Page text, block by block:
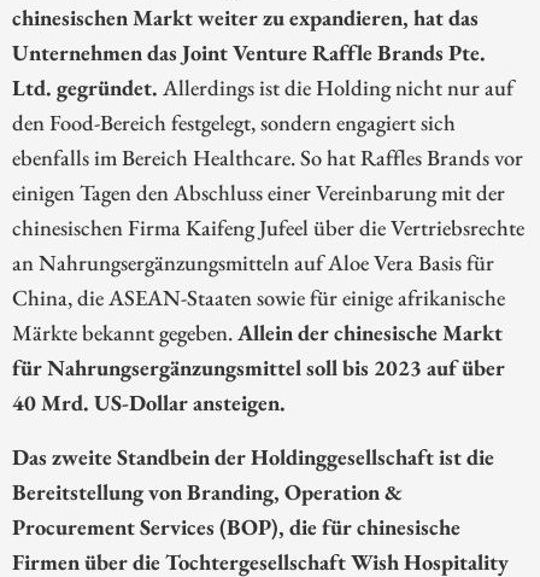
chinesischen Markt weiter zu expandieren, hat das
Unternehmen das Joint Venture Raffle Brands Pte.
Ltd. gegründet. Allerdings ist die Holding nicht nur auf
den Food-Bereich festgelegt, sondern engagiert sich
ebenfalls im Bereich Healthcare. So hat Raffles Brands vor
einigen Tagen den Abschluss einer Vereinbarung mit der
chinesischen Firma Kaifeng Jufeel über die Vertriebsrechte
an Nahrungsergänzungsmitteln auf Aloe Vera Basis für
China, die ASEAN-Staaten sowie für einige afrikanische
Märkte bekannt gegeben.Allein der chinesische Markt
für Nahrungsergänzungsmittel soll bis 2023 auf über
40 Mrd. US-Dollar ansteigen.
Das zweite Standbein der Holdinggesellschaft ist die
Bereitstellung von Branding, Operation &
Procurement Services (BOP), die für chinesische
Firmen über die Tochtergesellschaft Wish Hospitality